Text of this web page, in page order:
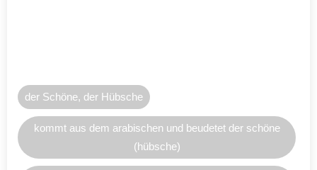
der Schöne, der Hübsche
kommt aus dem arabischen und beudetet der schöne
(hübsche)